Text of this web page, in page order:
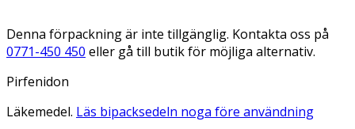
Denna förpackning är inte tillgänglig. Kontakta oss på
0771-450 450 eller gå till butik för möjliga alternativ.
Pirfenidon
Läkemedel. Läs bipacksedeln noga före användning